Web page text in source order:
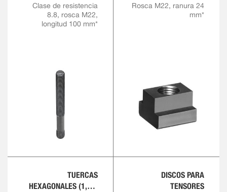
Clase de resistencia
8.8, rosca M22,
longitud 100 mm*
Rosca M22, ranura 24
mm*
TUERCAS
HEXAGONALES (1,5 D
DISCOS PARA
TENSORES